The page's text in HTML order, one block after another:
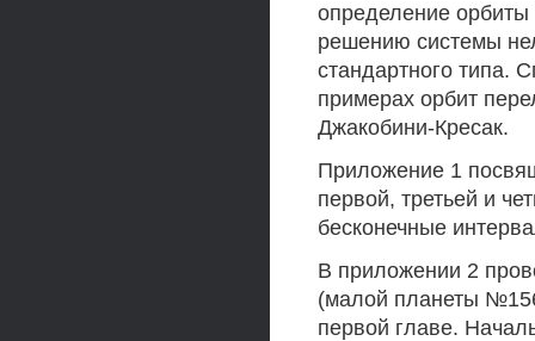
определение
решению системы
стандартного типа.
примерах орбит
Джакобини-Кресак.
Приложение 1
первой, третьей и
бесконечные
В приложении 2
(малой планеты
первой главе.